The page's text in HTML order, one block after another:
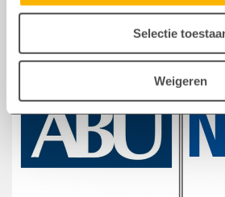
Selectie
Weigeren
enzovoort. Hetzelfde geldt bij